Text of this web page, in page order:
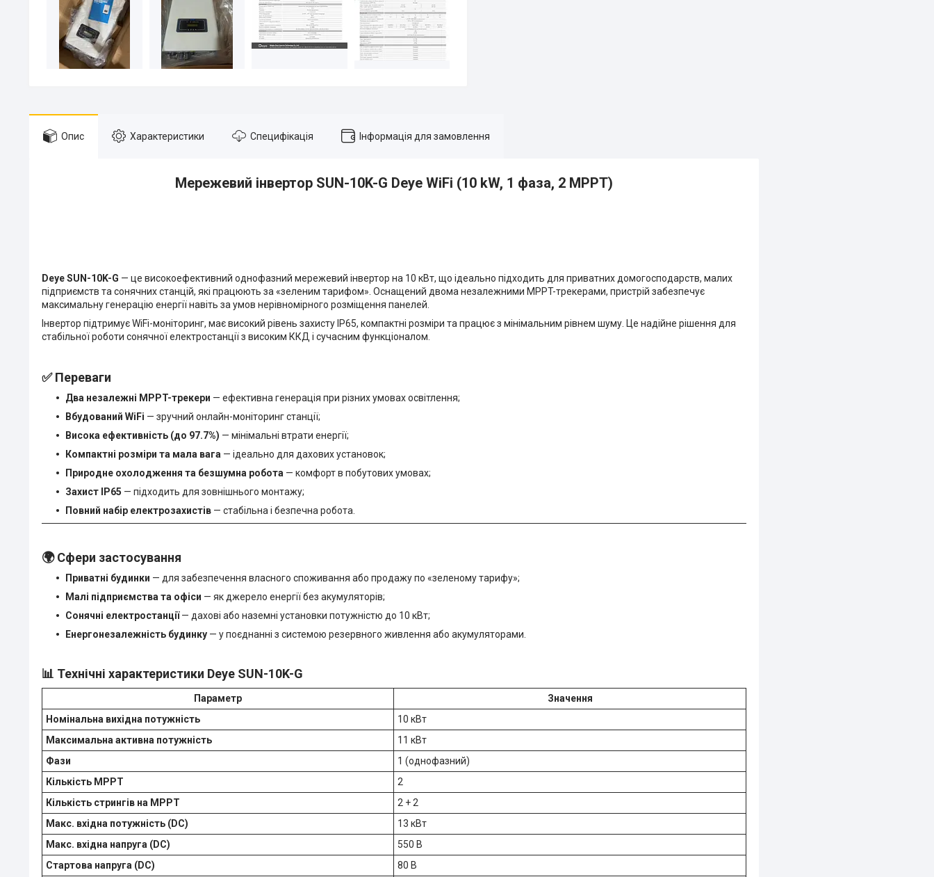
Опис Характеристики Специфікація Інформація для замовлення
Мережевий інвертор SUN-10K-G Deye WiFi (10 kW, 1 фаза, 2 MPPT)
Deye SUN-10K-G — це високоефективний однофазний мережевий інвертор на 10 кВт, що ідеально підходить для приватних домогосподарств, малих
підприємств та сонячних станцій, які працюють за «зеленим тарифом». Оснащений двома незалежними MPPT-трекерами, пристрій забезпечує
максимальну генерацію енергії навіть за умов нерівномірного розміщення панелей.
Інвертор підтримує WiFi-моніторинг, має високий рівень захисту IP65, компактні розміри та працює з мінімальним рівнем шуму. Це надійне рішення для
стабільної роботи сонячної електростанції з високим ККД і сучасним функціоналом.
✅Переваги
Два незалежні MPPT-трекери — ефективна генерація при різних умовах освітлення;
Вбудований WiFi — зручний онлайн-моніторинг станції;
Висока ефективність (до 97.7%) — мінімальні втрати енергії;
Компактні розміри та мала вага — ідеально для дахових установок;
Природне охолодження та безшумна робота — комфорт в побутових умовах;
Захист IP65 — підходить для зовнішнього монтажу;
Повний набір електрозахистів — стабільна і безпечна робота.
🌍Сфери застосування
Приватні будинки — для забезпечення власного споживання або продажу по «зеленому тарифу»;
Малі підприємства та офіси — як джерело енергії без акумуляторів;
Сонячні електростанції— дахові або наземні установки потужністю до 10 кВт;
Енергонезалежність будинку — у поєднанні з системою резервного живлення або акумуляторами.
📊 Технічні характеристики Deye SUN-10K-G
Параметр
Значення
Номінальна вихідна потужність
10 кВт
Максимальна активна потужність
11 кВт
Фази
1 (однофазний)
Кількість MPPT
2
Кількість стрингів на MPPT
2 + 2
Макс. вхідна потужність (DC)
13 кВт
Макс. вхідна напруга (DC)
550 В
Стартова напруга (DC)
80 В